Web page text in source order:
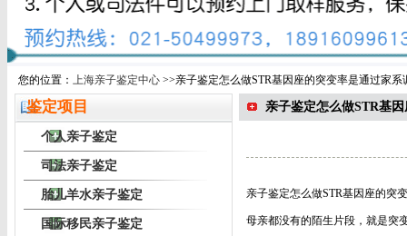
您的位置： 上海亲子鉴定中心 >>亲子鉴定怎么做STR基因座的突变率是通过家系
鉴定项目
个人亲子鉴定
司法亲子鉴定
胎儿羊水亲子鉴定
国际移民亲子鉴定
亲子鉴定怎么做STR基
亲子鉴定怎么做STR基因座的突
母亲都没有的陌生片段，就是突